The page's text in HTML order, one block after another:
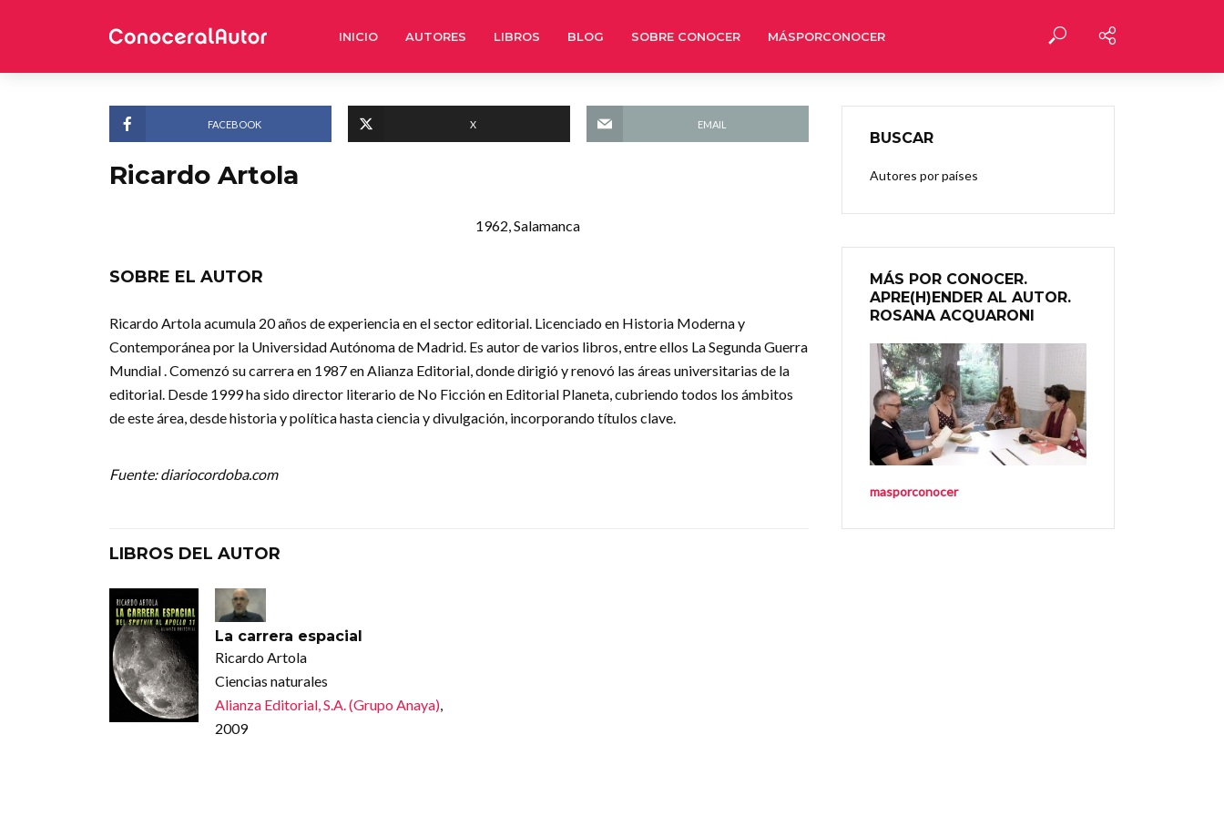
INICIO AUTORES LIBROS BLOG SOBRE CONOCER MÁSPORCONOCER
FACEBOOK X EMAIL
Ricardo Artola
1962, Salamanca
SOBRE EL AUTOR
Ricardo Artola acumula 20 años de experiencia en el sector editorial. Licenciado en Historia Moderna y
Contemporánea por la Universidad Autónoma de Madrid. Es autor de varios libros, entre ellos La Segunda Guerra
Mundial . Comenzó su carrera en 1987 en Alianza Editorial, donde dirigió y renovó las áreas universitarias de la
editorial. Desde 1999 ha sido director literario de No Ficción en Editorial Planeta, cubriendo todos los ámbitos
de este área, desde historia y política hasta ciencia y divulgación, incorporando títulos clave.
Fuente: diariocordoba.com
LIBROS DEL AUTOR
La carrera espacial
Ricardo Artola
Ciencias naturales
Alianza Editorial, S.A. (Grupo Anaya),
2009
BUSCAR
Autores por países
MÁS POR CONOCER.
APRE(H)ENDER AL AUTOR.
ROSANA ACQUARONI
masporconocer